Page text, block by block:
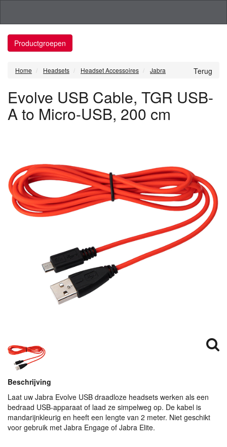
Productgroepen
Terug
Home Headsets Headset Accessoires Jabra
Evolve USB Cable, TGR USB-
A to Micro-USB, 200 cm
Beschrijving
Laat uw Jabra Evolve USB draadloze headsets werken als een
bedraad USB-apparaat of laad ze simpelweg op. De kabel is
mandarijnkleurig en heeft een lengte van 2 meter. Niet geschikt
voor gebruik met Jabra Engage of Jabra Elite.